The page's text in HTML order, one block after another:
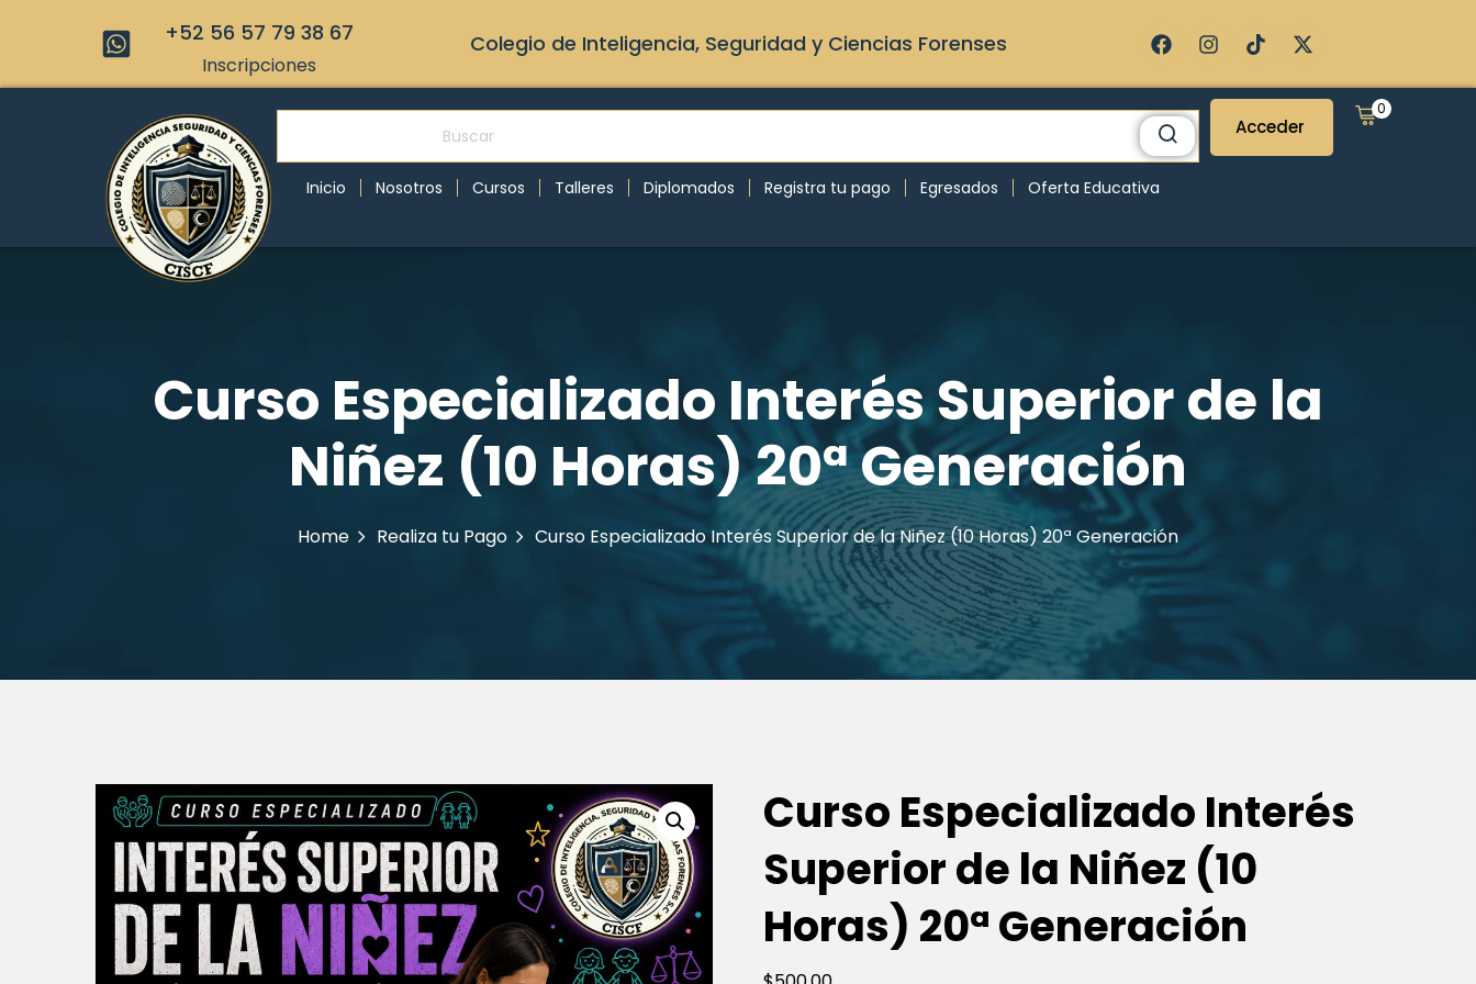
+52 56 57 79 38 67
Inscripciones
Colegio de Inteligencia, Seguridad y Ciencias Forenses
Inicio Nosotros Cursos Talleres Diplomados Registra tu pago Egresados Oferta Educativa
Acceder
0
Curso Especializado Interés Superior de la
Niñez (10 Horas) 20ª Generación
Home Realiza tu Pago Curso Especializado Interés Superior de la Niñez (10 Horas) 20ª Generación
Curso Especializado Interés
Superior de la Niñez (10
Horas) 20ª Generación